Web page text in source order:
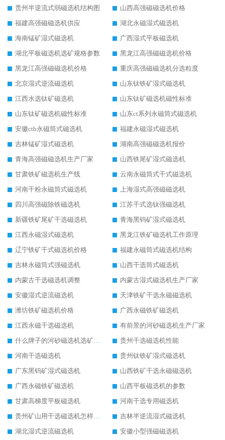
贵州半逆流式弱磁选机结构图
山西高强磁磁选机价格
福建高强磁磁选机供应
湖北永磁湿式磁选机
海南锰矿湿式磁选机
广西湿式平板磁选机
湖北平板磁选机选矿规格参数
黑龙江高强磁磁选机价格
黑龙江高强磁磁选机价格
重庆高强磁磁选机分选粒度
北京湿式逆流磁选机
山东钛铁矿湿式磁选机
江西水选钛矿磁选机
山东钛矿磁选机磁性标准
山东钛矿磁选机磁性标准
山东ct系列永磁筒式磁选机
安徽ctb永磁筒式磁选机
福建永磁湿式磁选机
吉林锰矿湿式磁选机
湖南高强磁磁选机报价
青海高强磁磁选机生产厂家
山西铁尾矿湿式磁选机
甘肃铁矿磁选机生产线
云南永磁筒式干式磁选机
河南干粉永磁筒式磁选机
上海湿式高强磁磁选机
四川高强磁除铁磁选机
江苏干式选钛强磁选机
新疆铁矿尾矿干选磁选机
青海黑钨矿湿式磁选机
江西永磁湿式磁选机
黑龙江铁矿磁选机工作原理
辽宁铁矿干式磁选机价格
福建永磁筒式磁选机结构
吉林永磁筒式强磁选机
山西干选筒式磁选机
内蒙古干选磁选机调整
内蒙古湿式磁选机生产厂家
安徽湿式逆流磁选机
天津铁矿干选永磁磁选机
潍坊铁矿磁选机价格
广西永磁铁矿磁选机
江西永磁干选磁选机
有前景的河砂磁选机生产厂家
什么牌子的河砂磁选机选矿效果好
贵州干选磁选机性能
河南干选磁选机
贵州钛铁矿湿式磁选机
广东黑钨矿湿式磁选机
山西铁矿干选永磁磁选机
广西永磁铁矿磁选机
山西平板磁选机的参数
甘肃高梯度平板磁选机
河南干选专用磁选机
贵州矿山用干选磁选机怎样调磁
吉林半逆流湿式磁选机
湖北湿式逆流磁选机
安徽小型强磁磁选机